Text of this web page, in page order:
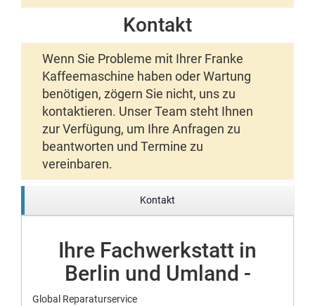
Kontakt
Wenn Sie Probleme mit Ihrer Franke
Kaffeemaschine haben oder Wartung
benötigen, zögern Sie nicht, uns zu
kontaktieren. Unser Team steht Ihnen
zur Verfügung, um Ihre Anfragen zu
beantworten und Termine zu
vereinbaren.
Kontakt
Ihre Fachwerkstatt in
Berlin und Umland -
Global Reparaturservice